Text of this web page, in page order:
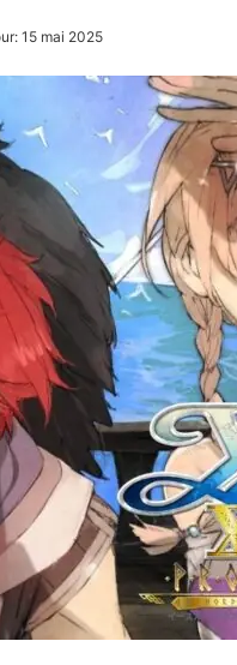
15 mai 2025